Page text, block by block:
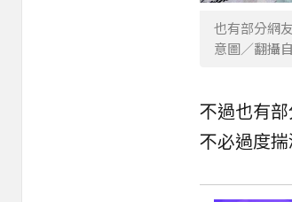
也有部分網
意圖／翻攝
不過也有
不必過度